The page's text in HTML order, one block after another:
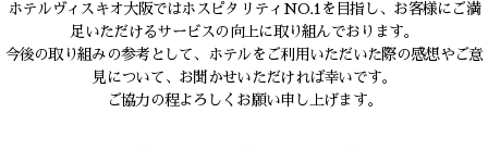
ホテルヴィスキオ大阪ではホスピタリティNO.1を目指し、お客様にご満
足いただけるサービスの向上に取り組んでおります。
今後の取り組みの参考として、ホテルをご利用いただいた際の感想やご意
見について、お聞かせいただければ幸いです。
ご協力の程よろしくお願い申し上げます。